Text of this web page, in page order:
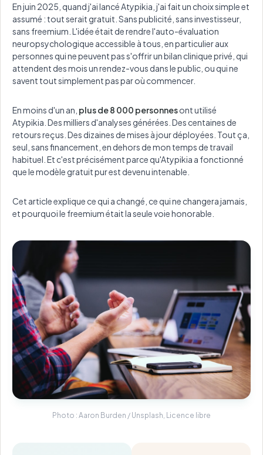
En juin 2025, quand j'ai lancé Atypikia, j'ai fait un choix simple et
assumé : tout serait gratuit. Sans publicité, sans investisseur,
sans freemium. L'idée était de rendre l'auto-évaluation
neuropsychologique accessible à tous, en particulier aux
personnes qui ne peuvent pas s'offrir un bilan clinique privé, qui
attendent des mois un rendez-vous dans le public, ou qui ne
savent tout simplement pas par où commencer.
En moins d'un an, plus de 8 000 personnesont utilisé
Atypikia. Des milliers d'analyses générées. Des centaines de
retours reçus. Des dizaines de mises à jour déployées. Tout ça,
seul, sans financement, en dehors de mon temps de travail
habituel. Et c'est précisément parce qu'Atypikia a fonctionné
que le modèle gratuit pur est devenu intenable.
Cet article explique ce qui a changé, ce qui ne changera jamais,
et pourquoi le freemium était la seule voie honorable.
Photo : Aaron Burden / Unsplash, Licence libre